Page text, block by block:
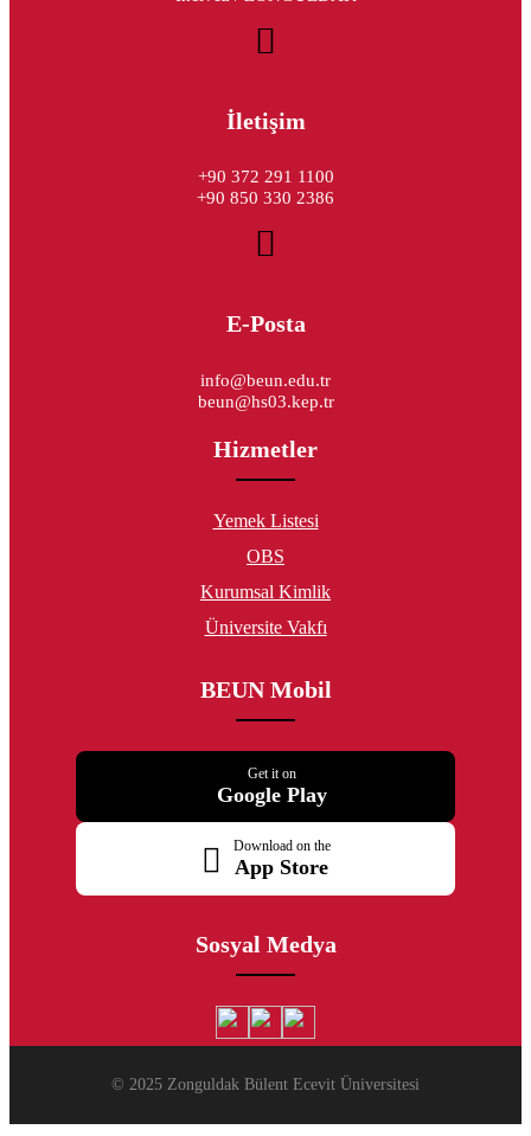
İletişim
+90 372 291 1100
+90 850 330 2386
E-Posta
info@beun.edu.tr
beun@hs03.kep.tr
Hizmetler
Yemek Listesi
OBS
Kurumsal Kimlik
Üniversite Vakfı
BEUN Mobil
Get it on
Google Play
Download on the
App Store
Sosyal Medya
© 2025 Zonguldak Bülent Ecevit Üniversitesi